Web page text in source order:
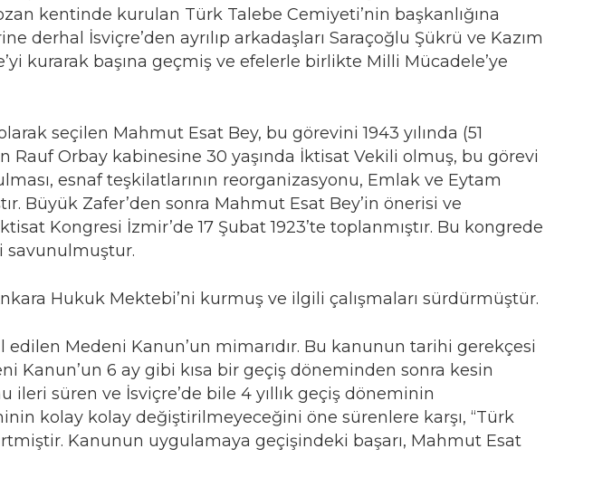
kentinde kurulan Türk Talebe Cemiyeti’nin başkanlığına
derhal İsviçre’den ayrılıp arkadaşları Saraçoğlu Şükrü ve Kazım
kurarak başına geçmiş ve efelerle birlikte Milli Mücadele’ye
seçilen Mahmut Esat Bey, bu görevini 1943 yılında (51
Rauf Orbay kabinesine 30 yaşında İktisat Vekili olmuş, bu görevi
esnaf teşkilatlarının reorganizasyonu, Emlak ve Eytam
Büyük Zafer’den sonra Mahmut Esat Bey’in önerisi ve
Kongresi İzmir’de 17 Şubat 1923’te toplanmıştır. Bu kongrede
savunulmuştur.
Hukuk Mektebi’ni kurmuş ve ilgili çalışmaları sürdürmüştür.
Medeni Kanun’un mimarıdır. Bu kanunun tarihi gerekçesi
Kanun’un 6 ay gibi kısa bir geçiş döneminden sonra kesin
süren ve İsviçre’de bile 4 yıllık geçiş döneminin
kolay kolay değiştirilmeyeceğini öne sürenlere karşı, “Türk
Kanunun uygulamaya geçişindeki başarı, Mahmut Esat